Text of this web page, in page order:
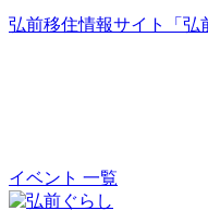
弘前移住情報サイト「
イベント 一覧